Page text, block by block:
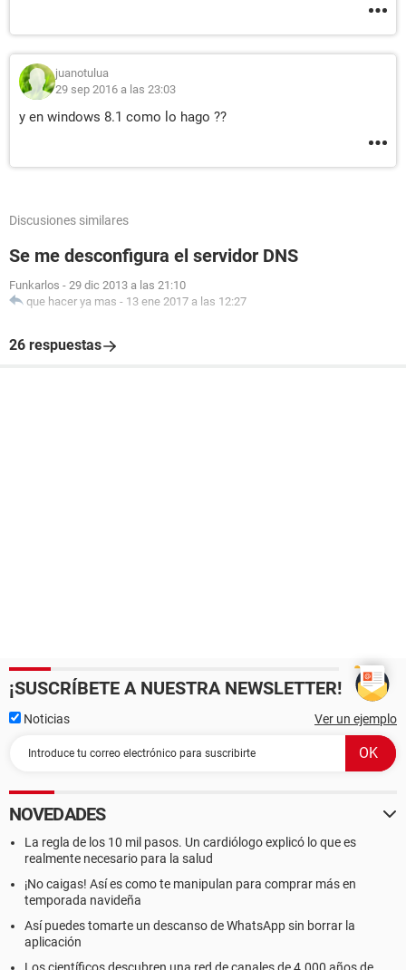
juanotulua
29 sep 2016 a las 23:03
y en windows 8.1 como lo hago ??
Discusiones similares
Se me desconfigura el servidor DNS
Funkarlos - 29 dic 2013 a las 21:10
que hacer ya mas - 13 ene 2017 a las 12:27
26 respuestas
¡SUSCRÍBETE A NUESTRA NEWSLETTER!
Noticias Ver un ejemplo
NOVEDADES
La regla de los 10 mil pasos. Un cardiólogo explicó lo que es
realmente necesario para la salud
¡No caigas! Así es como te manipulan para comprar más en
temporada navideña
Así puedes tomarte un descanso de WhatsApp sin borrar la
aplicación